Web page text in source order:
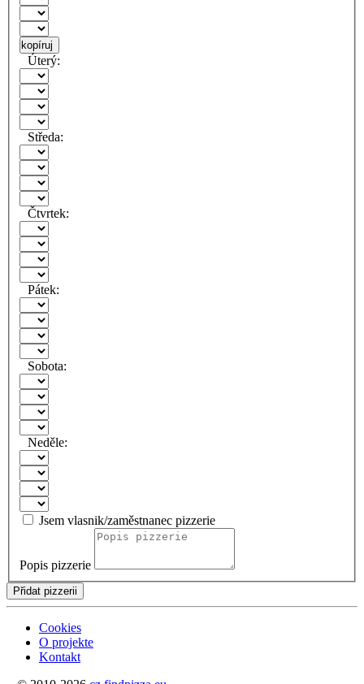
kopíruj
Úterý:
Středa:
Čtvrtek:
Pátek:
Sobota:
Neděle:
Jsem vlasnik/zaměstnanec pizzerie
Popis pizzerie
Přidat pizzerii
Cookies
O projekte
Kontakt